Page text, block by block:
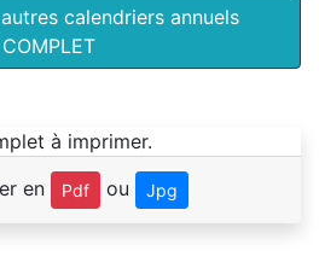
calendriers annuels
COMPLET
en Pdf ou Jpg